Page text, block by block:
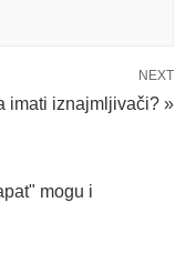
NEXT
imati iznajmljivači? »
mogu i